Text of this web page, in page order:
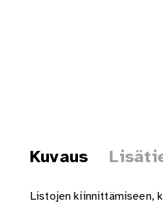
Kuvaus
Listojen kiinnittämiseen,